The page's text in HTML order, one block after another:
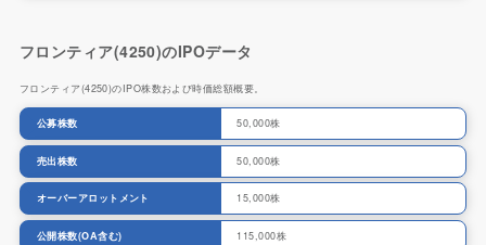
フロンティア(4250)のIPOデータ
フロンティア(4250)のIPO株数および時価総額概要。
公募株数 50,000株
売出株数 50,000株
オーバーアロットメント 15,000株
公開株数(OA含む) 115,000株